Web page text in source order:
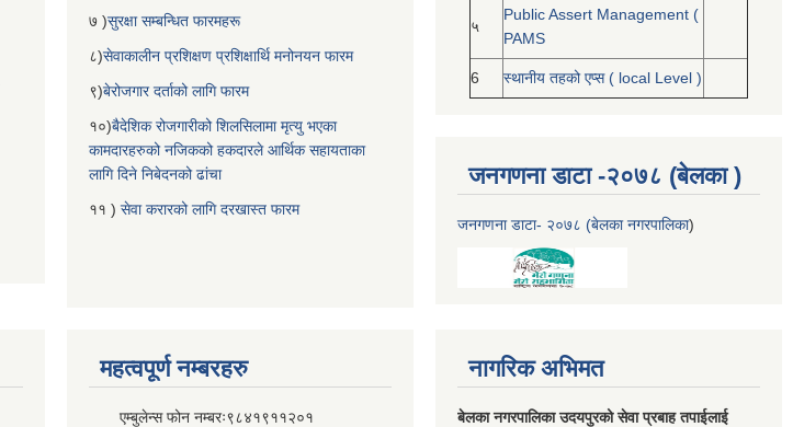
७ )सुरक्षा सम्बन्धित फारमहरू
८)सेवाकालीन प्रशिक्षण प्रशिक्षार्थि मनोनयन फारम
९)बेरोजगार दर्ताको लागि फारम
१०)बैदेशिक रोजगारीको शिलसिलामा मृत्यु भएका
कामदारहरुको नजिकको हकदारले आर्थिक सहायताका
लागि दिने निबेदनको ढांचा
११ ) सेवा करारको लागि दरखास्त फारम
५
Public Assert Management (
PAMS
6 स्थानीय तहको एप्स ( local Level )
जनगणना डाटा -२०७८ (बेलका )
जनगणना डाटा- २०७८ (बेलका नगरपालिका)
महत्वपूर्ण नम्बरहरु
एम्बुलेन्स फोन नम्बरः९८४१९११२०१
नागरिक अभिमत
बेलका नगरपालिका उदयपुरको सेवा प्रबाह तपाईलाई